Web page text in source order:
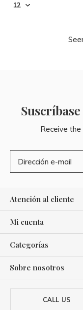
Receive
Atención al cliente
Mi cuenta
Categorías
Sobre nosotros
CALL US